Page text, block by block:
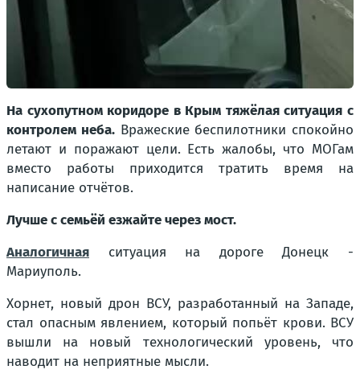
На сухопутном коридоре в Крым тяжёлая ситуация с
контролем неба.Вражеские беспилотники спокойно
летают и поражают цели. Есть жалобы, что МОГам
вместо работы приходится тратить время на
написание отчётов.
Лучше с семьёй езжайте через мост.
Аналогичная ситуация на дороге Донецк -
Мариуполь.
Хорнет, новый дрон ВСУ, разработанный на Западе,
стал опасным явлением, который попьёт крови. ВСУ
вышли на новый технологический уровень, что
наводит на неприятные мысли.